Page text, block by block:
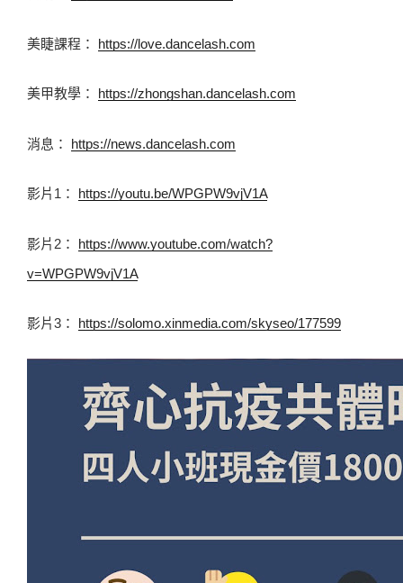
美睫課程： https://love.dancelash.com
美甲教學： https://zhongshan.dancelash.com
消息： https://news.dancelash.com
影片1： https://youtu.be/WPGPW9vjV1A
影片2： https://www.youtube.com/watch?
v=WPGPW9vjV1A
影片3： https://solomo.xinmedia.com/skyseo/177599